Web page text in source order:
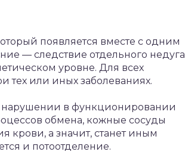
появляется вместе с одним
— следствие отдельного недуга
уровне. Для всех
тех или иных заболеваниях.
нарушении в функционировании
обмена, кожные сосуды
крови, а значит, станет иным
и потоотделение.